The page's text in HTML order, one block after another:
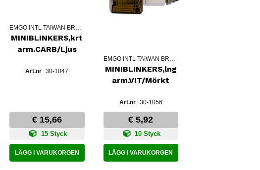
EMGO INTL TAIWAN BRANCH
MINIBLINKERS,krt
arm.CARB/Ljus
30-1047
€ 15,66
15 Styck
LÄGG I VARUKORGEN
EMGO INTL TAIWAN BRANCH
MINIBLINKERS,lng
arm.VIT/Mörkt
30-1056
€ 5,92
10 Styck
LÄGG I VARUKORGEN